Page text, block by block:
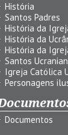
História
Santos Padres
História da
História da
História da
Santos
Igreja Católica
Personagens
Documentos